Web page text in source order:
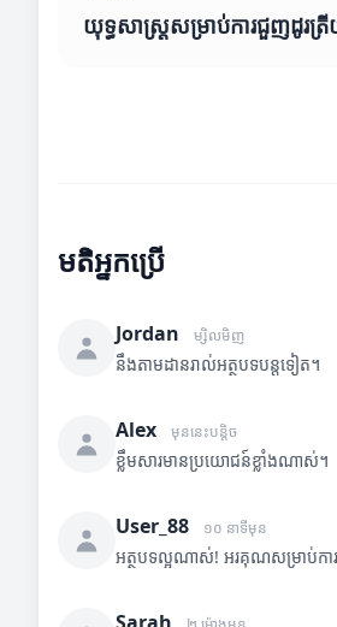
យុទ្ធសាស្ត្រសម្រាប់ការជួញដូរ
មតិអ្នកប្រើ
Jordan ម្សិលមិញ
នឹងតាមដានរាល់អត្ថបទបន្តទៀត។
Alex មុននេះបន្តិច
ខ្លឹមសារមានប្រយោជន៍ខ្លាំងណាស់។
User_88 ១០ នាទីមុន
អត្ថបទល្អណាស់! អរគុណសម្រាប់កា